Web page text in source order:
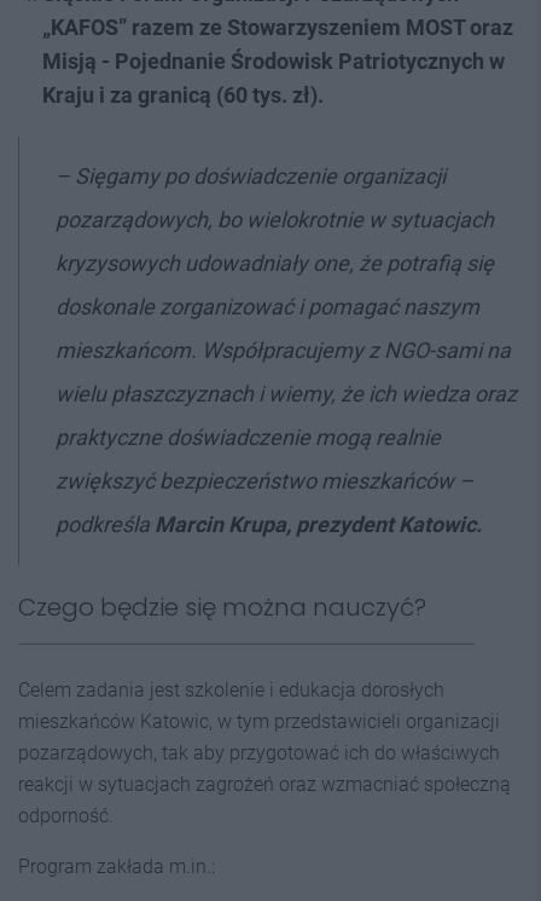
„KAFOS” razem ze Stowarzyszeniem MOST oraz
Misją - Pojednanie Środowisk Patriotycznych w
Kraju i za granicą (60 tys. zł).
– Sięgamy po doświadczenie organizacji
pozarządowych, bo wielokrotnie w sytuacjach
kryzysowych udowadniały one, że potrafią się
doskonale zorganizować i pomagać naszym
mieszkańcom. Współpracujemy z NGO-sami na
wielu płaszczyznach i wiemy, że ich wiedza oraz
praktyczne doświadczenie mogą realnie
zwiększyć bezpieczeństwo mieszkańców –
podkreśla Marcin Krupa, prezydent Katowic.
Czego będzie się można nauczyć?
Celem zadania jest szkolenie i edukacja dorosłych
mieszkańców Katowic, w tym przedstawicieli organizacji
pozarządowych, tak aby przygotować ich do właściwych
reakcji w sytuacjach zagrożeń oraz wzmacniać społeczną
odporność.
Program zakłada m.in.: